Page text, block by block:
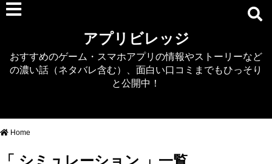
デタリキZ
アナザーエデン
アプリビレッジ
おすすめのゲーム・スマホアプリの情報やストーリーなど
の濃い話（ネタバレ含む）、面白い口コミまでもひっそり
と公開中！
Home
「 シミュレーション 」一覧